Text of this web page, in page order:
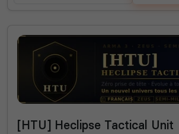
[HTU] Heclipse Tactical Unit